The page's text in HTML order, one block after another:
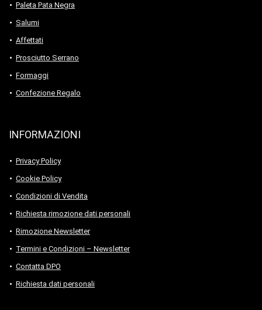
Paleta Pata Negra
Salumi
Affettati
Prosciutto Serrano
Formaggi
Confezione Regalo
INFORMAZIONI
Privacy Policy
Cookie Policy
Condizioni di Vendita
Richiesta rimozione dati personali
Rimozione Newsletter
Termini e Condizioni – Newsletter
Contatta DPO
Richiesta dati personali